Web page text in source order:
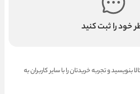
خود را ثبت کنید
بنویسید و تجربه خریدتان را با سایر کاربران به